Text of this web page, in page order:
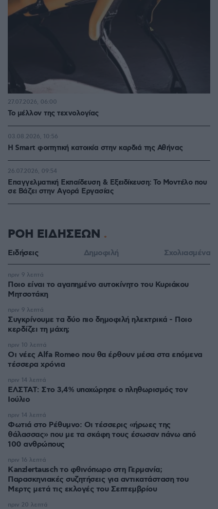
Το μέλλον της τεχνολογίας
27.07.2026, 06:00
Η Smart φοιτητική κατοικία στην καρδιά της Αθήνας
03.08.2026, 10:56
Επαγγελματική Εκπαίδευση & Εξειδίκευση: Το Mοντέλο που
σε Bάζει στην Aγορά Eργασίας
26.07.2026, 09:54
ΡΟΗ ΕΙΔΗΣΕΩΝ
Ειδήσεις Δημοφιλή Σχολιασμένα
Ποιο είναι το αγαπημένο αυτοκίνητο του Κυριάκου
Μητσοτάκη
πριν 9 λεπτά
Συγκρίνουμε τα δύο πιο δημοφιλή ηλεκτρικά - Ποιο
κερδίζει τη μάχη;
πριν 9 λεπτά
Οι νέες Alfa Romeo που θα έρθουν μέσα στα επόμενα
τέσσερα χρόνια
πριν 10 λεπτά
ΕΛΣΤΑΤ: Στο 3,4% υποχώρησε ο πληθωρισμός τον
Ιούλιο
πριν 14 λεπτά
Φωτιά στο Ρέθυμνο: Οι τέσσερις «ήρωες της
θάλασσας» που με τα σκάφη τους έσωσαν πάνω από
100 ανθρώπους
πριν 14 λεπτά
Kanzlertausch το φθινόπωρο στη Γερμανία;
Παρασκηνιακές συζητήσεις για αντικατάσταση του
Μερτς μετά τις εκλογές του Σεπτεμβρίου
πριν 16 λεπτά
πριν 20 λεπτά